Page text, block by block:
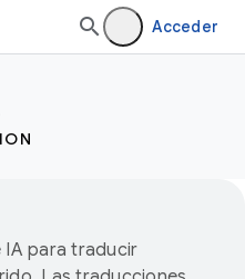
Acceder
para traducir